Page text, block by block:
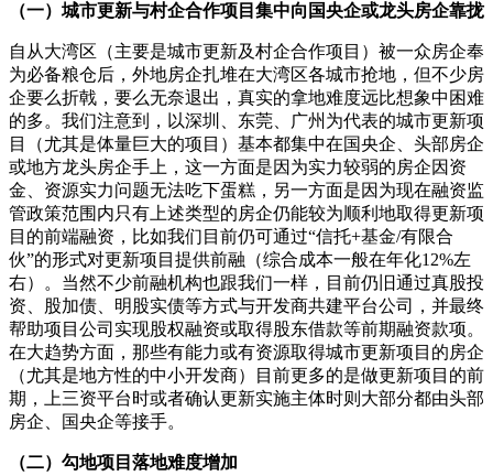
（一）城市更新与村企合作项目集中向国央企或龙头房企靠拢
自从大湾区（主要是城市更新及村企合作项目）被一众房企奉
为必备粮仓后，外地房企扎堆在大湾区各城市抢地，但不少房
企要么折戟，要么无奈退出，真实的拿地难度远比想象中困难
的多。我们注意到，以深圳、东莞、广州为代表的城市更新项
目（尤其是体量巨大的项目）基本都集中在国央企、头部房企
或地方龙头房企手上，这一方面是因为实力较弱的房企因资
金、资源实力问题无法吃下蛋糕，另一方面是因为现在融资监
管政策范围内只有上述类型的房企仍能较为顺利地取得更新项
目的前端融资，比如我们目前仍可通过“信托+基金/有限合
伙”的形式对更新项目提供前融（综合成本一般在年化12%左
右）。当然不少前融机构也跟我们一样，目前仍旧通过真股投
资、股加债、明股实债等方式与开发商共建平台公司，并最终
帮助项目公司实现股权融资或取得股东借款等前期融资款项。
在大趋势方面，那些有能力或有资源取得城市更新项目的房企
（尤其是地方性的中小开发商）目前更多的是做更新项目的前
期，上三资平台时或者确认更新实施主体时则大部分都由头部
房企、国央企等接手。
（二）勾地项目落地难度增加